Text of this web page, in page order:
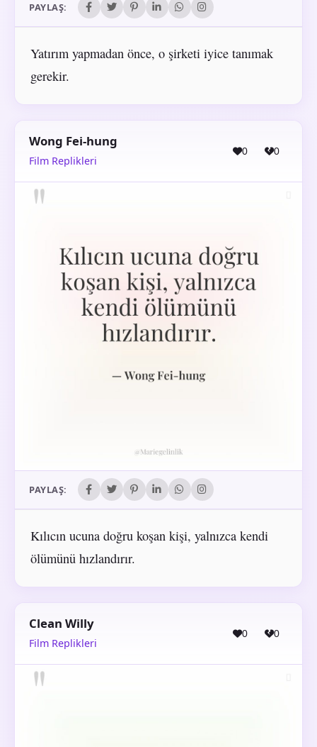
PAYLAŞ:
Yatırım yapmadan önce, o şirketi iyice tanımak
gerekir.
Wong Fei-hung
Film Replikleri
0 0
PAYLAŞ:
Kılıcın ucuna doğru koşan kişi, yalnızca kendi
ölümünü hızlandırır.
Clean Willy
Film Replikleri
0 0